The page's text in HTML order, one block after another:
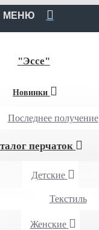
МЕНЮ
"Эссе"
Новинки
Последнее получение
перчаток
Детские
Текстиль
Женские